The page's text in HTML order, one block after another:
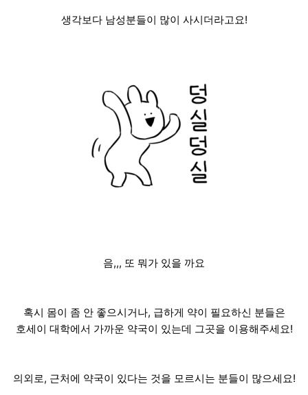
생각보다 남성분들이 많이 사시더라고요!
음,,, 또 뭐가 있을 까요
혹시 몸이 좀 안 좋으시거나, 급하게 약이 필요하신 분들은
호세이 대학에서 가까운 약국이 있는데 그곳을 이용해주세요!
의외로, 근처에 약국이 있다는 것을 모르시는 분들이 많으세요!